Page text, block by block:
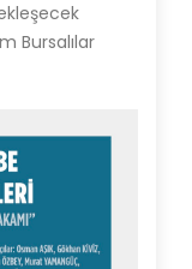
Bursalılar